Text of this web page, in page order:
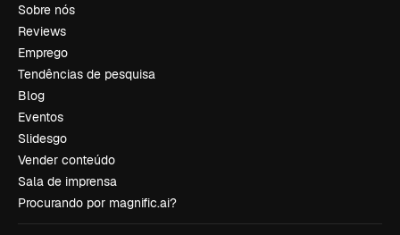
Sobre nós
Reviews
Emprego
Tendências de pesquisa
Blog
Eventos
Slidesgo
Vender conteúdo
Sala de imprensa
Procurando por magnific.ai?